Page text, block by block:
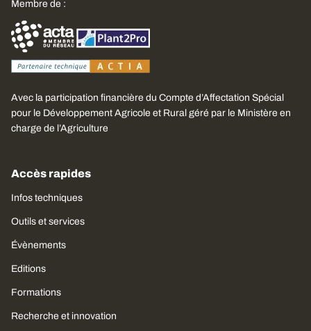
Membre de :
Avec la participation financière du Compte d’Affectation Spécial
pour le Développement Agricole et Rural géré par le Ministère en
charge de l’Agriculture
Accès rapides
Infos techniques
Outils et services
Évènements
Editions
Formations
Recherche et innovation